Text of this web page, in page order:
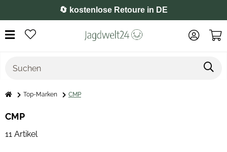
⭐️ 4,8 auf Google
Top-Marken CMP
CMP
11 Artikel